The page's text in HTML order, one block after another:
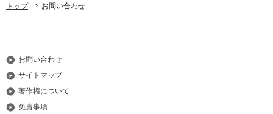
トップ › お問い合わせ
お問い合わせ
サイトマップ
著作権について
免責事項